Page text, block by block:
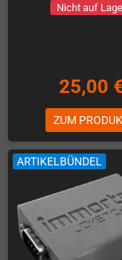
Nicht auf
25,00
ZUM
ARTIKELBÜNDEL